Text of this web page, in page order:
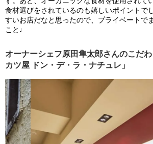
食材選びをされているのも嬉しいポイントで
すいお店だなと思ったので、プライベートで
こと♩
オーナーシェフ原田隼太郎さんのこだ
カツ屋 ドン・デ・ラ・ナチュレ」